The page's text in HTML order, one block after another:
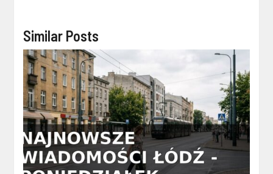
Similar Posts